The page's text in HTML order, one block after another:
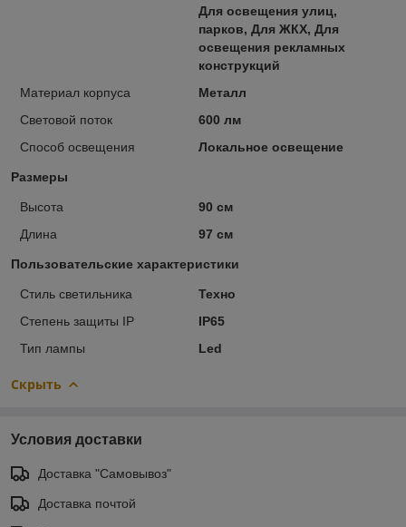
Для освещения улиц,
парков, Для ЖКХ, Для
освещения рекламных
конструкций
Материал корпуса
Металл
Световой поток
600 лм
Способ освещения
Локальное освещение
Размеры
Высота
90 см
Длина
97 см
Пользовательские характеристики
Стиль светильника
Техно
Степень защиты IP
IP65
Тип лампы
Led
Скрыть
Условия доставки
Доставка "Самовывоз"
Доставка почтой